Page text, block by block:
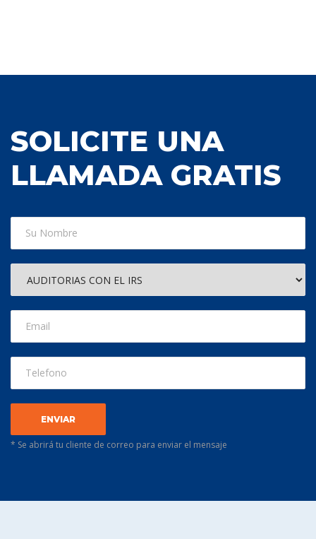
SOLICITE UNA
LLAMADA GRATIS
* Se abrirá tu cliente de correo para enviar el mensaje